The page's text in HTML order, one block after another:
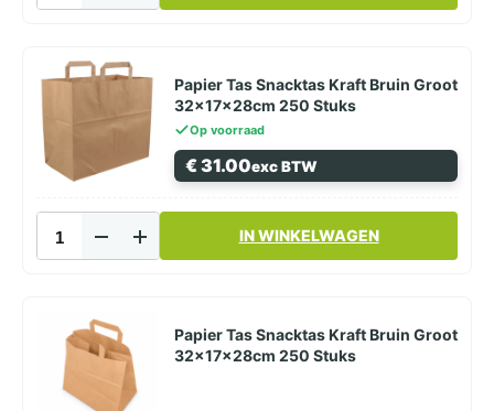
Snacktas
Bruin
Groot
250
Stuks
aantal
Papier Tas Snacktas Kraft Bruin Groot
32x17x28cm 250 Stuks
Op voorraad
€31.00exc BTW
Tas
Snacktas
Groot
32x17x28cm
250
Stuks
IN WINKELWAGEN
Papier Tas Snacktas Kraft Bruin Groot
32x17x28cm 250 Stuks